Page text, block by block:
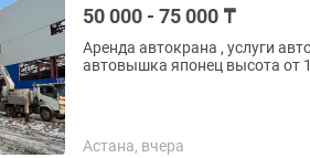
50 000 - 75 000 ₸
Аренда автокрана , услуги
Астана, вчера